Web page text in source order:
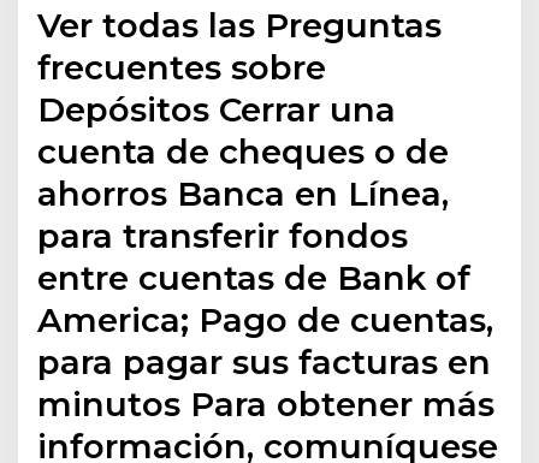
Ver todas las Preguntas
frecuentes sobre
Depósitos Cerrar una
cuenta de cheques o de
ahorros Banca en Línea,
para transferir fondos
entre cuentas de Bank of
America; Pago de cuentas,
para pagar sus facturas en
minutos Para obtener más
información, comuníquese